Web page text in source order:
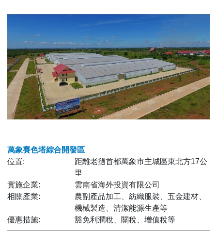
萬象賽色塔綜合開發區
位置:
距離老撾首都萬象市主城區東北方17公
里
實施企業:
雲南省海外投資有限公司
相關產業:
農副產品加工、紡織服裝、五金建材、
機械製造、清潔能源生產等
優惠措施:
豁免利潤稅、關稅、增值稅等